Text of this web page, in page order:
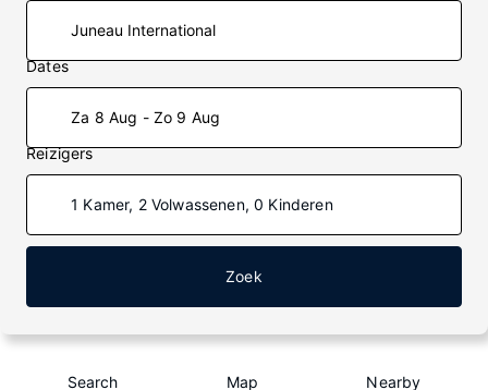
Dates
Za 8 Aug - Zo 9 Aug
Reizigers
1 Kamer, 2 Volwassenen, 0 Kinderen
Zoek
Search Map Nearby